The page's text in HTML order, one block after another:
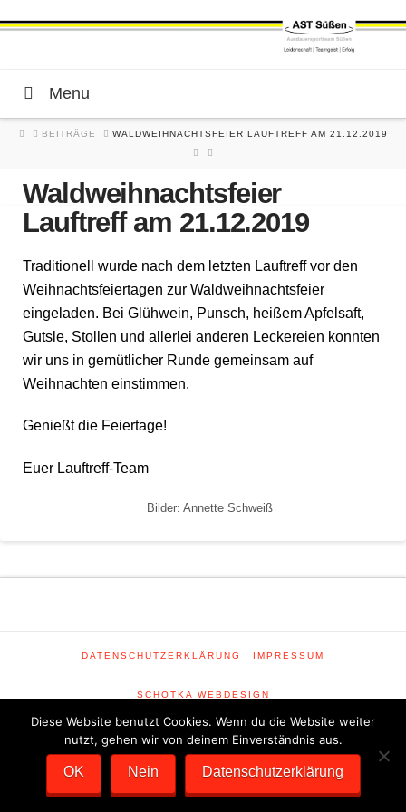
Menu
HOMEBEITRÄGE WALDWEIHNACHTSFEIER LAUFTREFF AM 21.12.2019
Waldweihnachtsfeier
Lauftreff am 21.12.2019
Traditionell wurde nach dem letzten Lauftreff vor den
Weihnachtsfeiertagen zur Waldweihnachtsfeier
eingeladen. Bei Glühwein, Punsch, heißem Apfelsaft,
Gutsle, Stollen und allerlei anderen Leckereien konnten
wir uns in gemütlicher Runde gemeinsam auf
Weihnachten einstimmen.
Genießt die Feiertage!
Euer Lauftreff-Team
Bilder: Annette Schweiß
DATENSCHUTZERKLÄRUNG IMPRESSUM
SCHOTKA WEBDESIGN
Diese Website benutzt Cookies. Wenn du die Website weiter
nutzt, gehen wir von deinem Einverständnis aus.
OK Nein Datenschutzerklärung